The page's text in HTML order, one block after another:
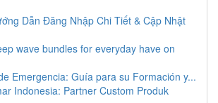
Dẫn Đăng Nhập Chi Tiết & Cập Nhật
wave bundles for everyday have on
Emergencia: Guía para su Formación y...
Indonesia: Partner Custom Produk